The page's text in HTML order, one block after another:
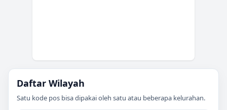
Daftar Wilayah
Satu kode pos bisa dipakai oleh satu atau beberapa kelurahan.